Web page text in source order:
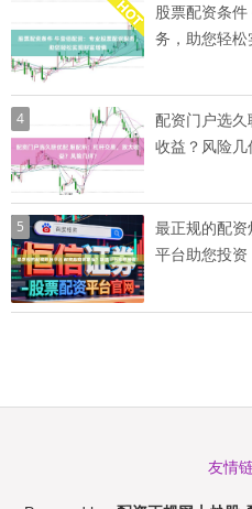
股票配资条
务，助您轻松
4
配资门户选
收益？风险几
5
最正规的配
平台助您投资
友情